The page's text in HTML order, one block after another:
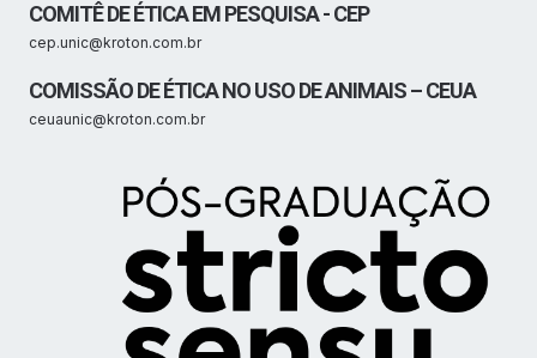
COMITÊ DE ÉTICA EM PESQUISA - CEP
cep.unic@kroton.com.br
COMISSÃO DE ÉTICA NO USO DE ANIMAIS – CEUA
ceuaunic@kroton.com.br